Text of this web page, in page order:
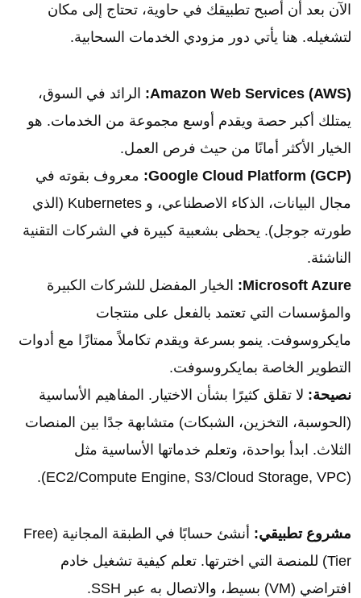
الآن بعد أن أصبح تطبيقك في حاوية، تحتاج إلى مكان
لتشغيله. هنا يأتي دور مزودي الخدمات السحابية.
Amazon Web Services (AWS):
الرائد في السوق،
يمتلك أكبر حصة ويقدم أوسع مجموعة من الخدمات. هو
الخيار الأكثر أمانًا من حيث فرص العمل.
Google Cloud Platform (GCP): معروف بقوته في
مجال البيانات، الذكاء الاصطناعي، و Kubernetes (الذي
طورته جوجل). يحظى بشعبية كبيرة في الشركات التقنية
الناشئة.
Microsoft Azure:
الخيار المفضل للشركات الكبيرة
والمؤسسات التي تعتمد بالفعل على منتجات
مايكروسوفت. ينمو بسرعة ويقدم تكاملاً ممتازًا مع أدوات
التطوير الخاصة بمايكروسوفت.
نصيحة: لا تقلق كثيرًا بشأن الاختيار. المفاهيم الأساسية
(الحوسبة، التخزين، الشبكات) متشابهة جدًا بين المنصات
الثلاث. ابدأ بواحدة، وتعلم خدماتها الأساسية مثل
(EC2/Compute Engine, S3/Cloud Storage, VPC).
مشروع تطبيقي:
أنشئ حسابًا في الطبقة المجانية (Free
Tier) للمنصة التي اخترتها. تعلم كيفية تشغيل خادم
افتراضي (VM) بسيط، والاتصال به عبر SSH.